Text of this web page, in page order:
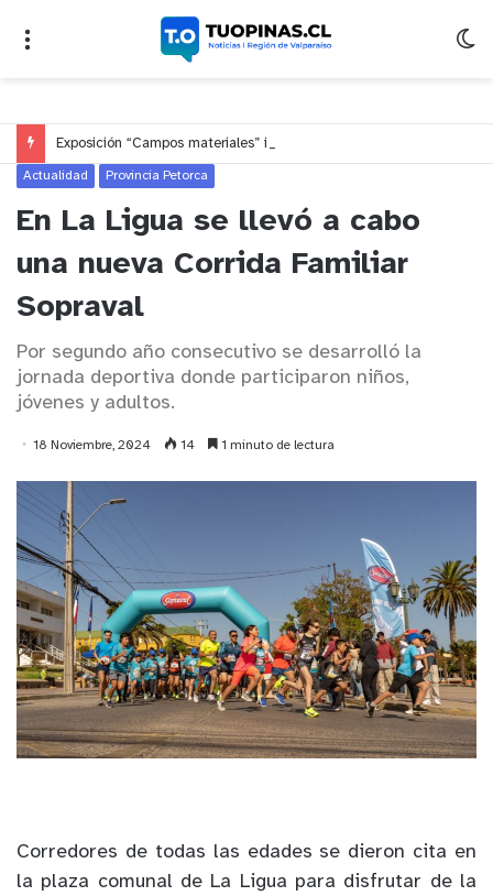
Actualidad Provincia Petorca
En La Ligua se llevó a cabo
una nueva Corrida Familiar
Sopraval
Por segundo año consecutivo se desarrolló la
jornada deportiva donde participaron niños,
jóvenes y adultos.
18 Noviembre, 2024 14 1 minuto de lectura
Corredores de todas las edades se dieron cita en
la plaza comunal de La Ligua para disfrutar de la